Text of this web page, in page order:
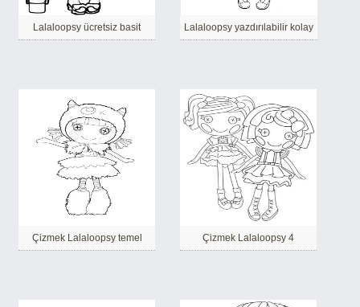
Lalaloopsy ücretsiz basit Lalaloopsy yazdırılabilir kolay
Çizmek Lalaloopsy temel Çizmek Lalaloopsy 4